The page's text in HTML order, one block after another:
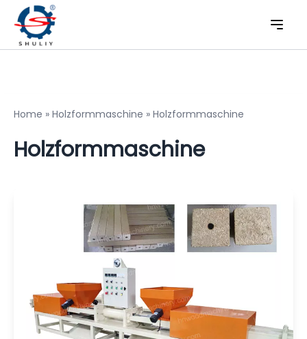
Home » Holzformmaschine » Holzformmaschine
Holzformmaschine